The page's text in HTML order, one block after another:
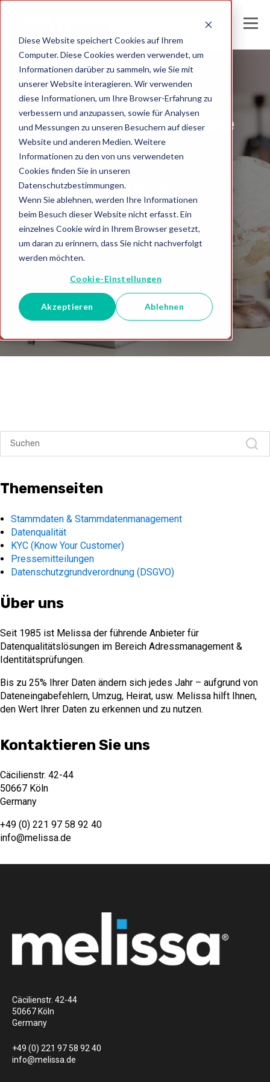
Diese Website speichert Cookies auf Ihrem
Computer. Diese Cookies werden verwendet, um
Informationen darüber zu sammeln, wie Sie mit
unserer Website interagieren. Wir verwenden
diese Informationen, um Ihre Browser-Erfahrung zu
verbessern und anzupassen, sowie für Analysen
und Messungen zu unseren Besuchern auf dieser
Website und anderen Medien. Weitere
Informationen zu den von uns verwendeten
Cookies finden Sie in unseren
Datenschutzbestimmungen.
Wenn Sie ablehnen, werden Ihre Informationen
beim Besuch dieser Website nicht erfasst. Ein
einzelnes Cookie wird in Ihrem Browser gesetzt,
um daran zu erinnern, dass Sie nicht nachverfolgt
werden möchten.
Cookie-Einstellungen
Akzeptieren Ablehnen
Melissa Germany
Global Intelligence
Blog
Einblicke und Analysen für datengetriebene
Unternehmen
Themenseiten
Stammdaten & Stammdatenmanagement
Datenqualität
KYC (Know Your Customer)
Pressemitteilungen
Datenschutzgrundverordnung (DSGVO)
Über uns
Seit 1985 ist Melissa der führende Anbieter für
Datenqualitätslösungen im Bereich Adressmanagement &
Identitätsprüfungen.
Bis zu 25% Ihrer Daten ändern sich jedes Jahr – aufgrund von
Dateneingabefehlern, Umzug, Heirat, usw. Melissa hilft Ihnen,
den Wert Ihrer Daten zu erkennen und zu nutzen.
Kontaktieren Sie uns
Cäcilienstr. 42-44
50667 Köln
Germany
+49 (0) 221 97 58 92 40
info@melissa.de
Cäcilienstr. 42-44
50667 Köln
Germany
+49 (0) 221 97 58 92 40
info@melissa.de